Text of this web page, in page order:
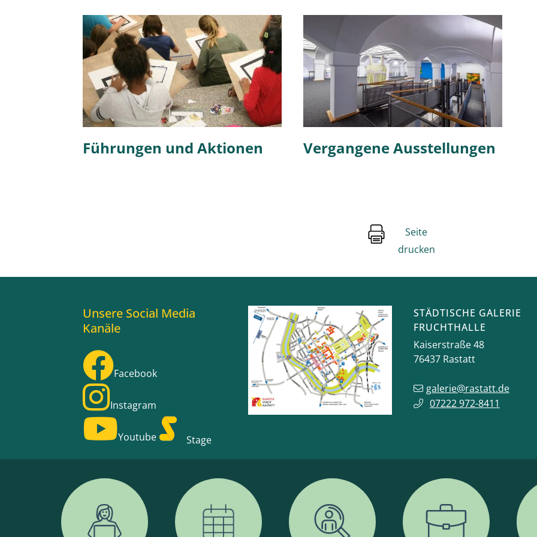
Führungen und Aktionen Vergangene Ausstellungen
Seite
drucken
Unsere Social Media
Kanäle
Facebook
Instagram
Youtube Stage
STÄDTISCHE GALERIE
FRUCHTHALLE
Kaiserstraße 48
76437 Rastatt
galerie@rastatt.de
07222 972-8411